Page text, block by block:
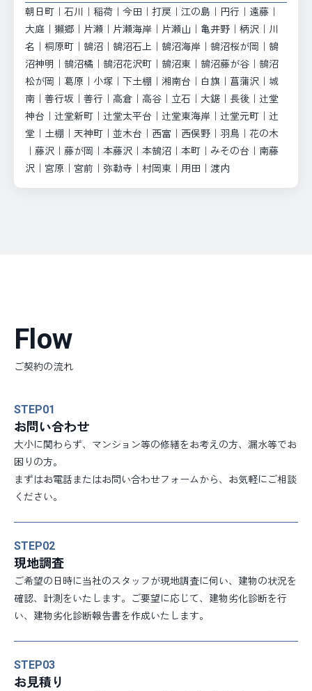
朝日町｜石川｜稲荷｜今田｜打戻｜江の島｜円行｜遠藤｜
大庭｜獺郷｜片瀬｜片瀬海岸｜片瀬山｜亀井野｜柄沢｜川
名｜桐原町｜鵠沼｜鵠沼石上｜鵠沼海岸｜鵠沼桜が岡｜鵠
沼神明｜鵠沼橘｜鵠沼花沢町｜鵠沼東｜鵠沼藤が谷｜鵠沼
松が岡｜葛原｜小塚｜下土棚｜湘南台｜白旗｜菖蒲沢｜城
南｜善行坂｜善行｜高倉｜高谷｜立石｜大鋸｜長後｜辻堂
神台｜辻堂新町｜辻堂太平台｜辻堂東海岸｜辻堂元町｜辻
堂｜土棚｜天神町｜並木台｜西富｜西俣野｜羽鳥｜花の木
｜藤沢｜藤が岡｜本藤沢｜本鵠沼｜本町｜みその台｜南藤
沢｜宮原｜宮前｜弥勒寺｜村岡東｜用田｜渡内
Flow
ご契約の流れ
STEP01
お問い合わせ
大小に関わらず、マンション等の修繕をお考えの方、漏水等でお
困りの方。
まずはお電話またはお問い合わせフォームから、お気軽にご相談
ください。
STEP02
現地調査
ご希望の日時に当社のスタッフが現地調査に伺い、建物の状況を
確認、計測をいたします。ご要望に応じて、建物劣化診断を行
い、建物劣化診断報告書を作成いたします。
STEP03
お見積り